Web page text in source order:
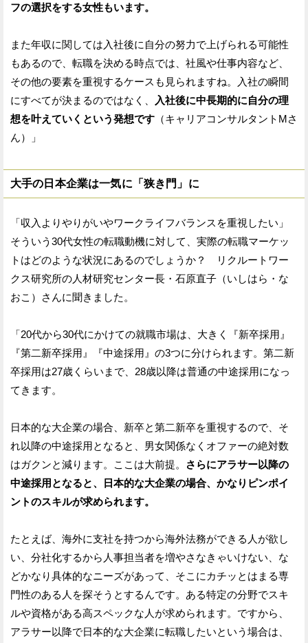
フの選択をする女性もいます。
また年収に関しては入社後に自分の努力で上げられる可能性
もあるので、転職を決める時点では、社風や仕事内容など、
その他の要素を重視するケースも見られますね。入社の瞬間
にすべてが決まるのではなく、
入社後に中長期的に自分の理
想を叶えていくという発想です （キャリアコンサルタントMさ
ん）」
大手の日本企業は一気に「狭き門」に
「収入よりやりがいやワークライフバランスを重視したい」
そういう30代女性の転職動機に対して、実際の転職マーケッ
トはどのような状況にあるのでしょうか？ リクルートワー
クス研究所の人材研究センター長・石原直子（いしはら・な
おこ）さんに聞きました。
「20代から30代にかけての就職市場は、大きく『新卒採用』
『第二新卒採用』『中途採用』の3つに分けられます。第二新
卒採用は27歳くらいまで、28歳以降は普通の中途採用になっ
てきます。
日本的な大企業の場合、新卒と第二新卒を重視するので、そ
れ以降の中途採用となると、男女関係なくオファーの絶対数
はガクンと減ります。ここは大前提。
さらにアラサー以降の
中途採用となると、日本的な大企業の場合、かなりピンポイ
ントのスキルが求められます。
たとえば、海外に支社を持つから海外法務ができる人が欲し
い、分社化するから人事担当者を増やさなきゃいけない、な
どかなり具体的なニーズがあって、そこにカチッとはまる専
門性のある人を探そうとするんです。ある特定の分野でスキ
ルや資格がある高スペックな人が求められます。ですから、
アラサー以降で日本的な大企業に転職したいという場合は、